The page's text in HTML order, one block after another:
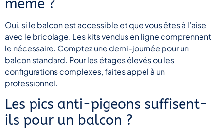
même ?
Oui, si le balcon est accessible et que vous êtes à l’aise
avec le bricolage. Les kits vendus en ligne comprennent
le nécessaire. Comptez une demi-journée pour un
balcon standard. Pour les étages élevés ou les
configurations complexes, faites appel à un
professionnel.
Les pics anti-pigeons suffisent-
ils pour un balcon ?